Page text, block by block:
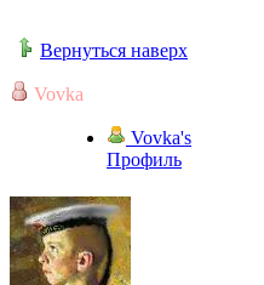
Вернуться наверх
Vovka
Vovka's
Профиль